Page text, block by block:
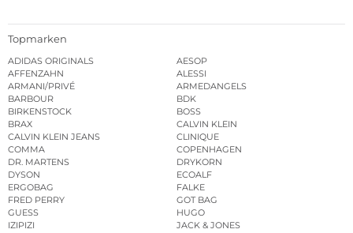
Topmarken
ADIDAS ORIGINALS
AESOP
AFFENZAHN
ALESSI
ARMANI/PRIVÉ
ARMEDANGELS
BARBOUR
BDK
BIRKENSTOCK
BOSS
BRAX
CALVIN KLEIN
CALVIN KLEIN JEANS
CLINIQUE
COMMA
COPENHAGEN
DR. MARTENS
DRYKORN
DYSON
ECOALF
ERGOBAG
FALKE
FRED PERRY
GOT BAG
GUESS
HUGO
IZIPIZI
JACK & JONES